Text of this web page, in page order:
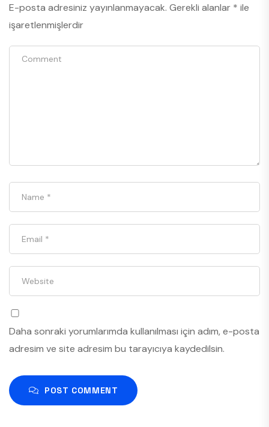
E-posta adresiniz yayınlanmayacak. Gerekli alanlar * ile
işaretlenmişlerdir
Daha sonraki yorumlarımda kullanılması için adım, e-posta
adresim ve site adresim bu tarayıcıya kaydedilsin.
POST COMMENT